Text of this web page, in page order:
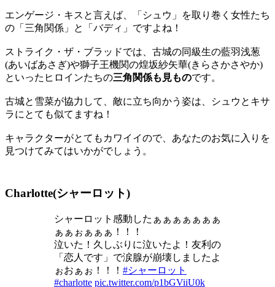
エンゲージ・キスと言えば、「シュウ」を取り巻く女性たち
の「三角関係」と「バディ」ですよね！
ストライク・ザ・ブラッドでは、古城の同級生の藍羽浅葱
(あいばあさぎ)や獅子王機関の煌坂紗矢華(きらさかさやか)
といったヒロインたちの三角関係も見ものです。
古城と雪菜が協力して、敵に立ち向かう姿は、シュウとキサ
ラにとても似てますね！
キャラクターがとてもカワイイので、あなたのお気に入りを
見つけてみてはいかがでしょう。
Charlotte(シャーロット)
シャーロット感動したぁぁぁぁぁぁぁ
ぁぁぉぁぁぁ！！！
泣いた！久しぶりに泣いたよ！友利の
「恋人です」で涙腺が崩壊しましたよ
ぉおぁぉ！！！ #シャーロット
#charlotte pic.twitter.com/p1bGViiU0k